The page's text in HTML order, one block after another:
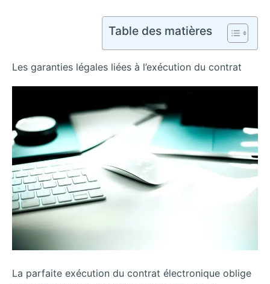
Table des matières
Les garanties légales liées à l’exécution du contrat
La parfaite exécution du contrat électronique oblige